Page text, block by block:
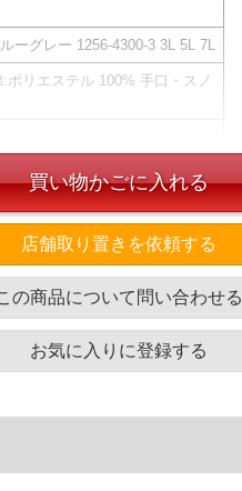
ーグレー 1256-4300-3 3L 5L 7L
リエステル 100% 手口・スノ
持続的にキープする防水性の高
とし、美しいシルエットと効
ドポケット(フラップ・ファスナ
買い物かごに入れる
店舗取り置きを依頼する
の商品について問い合わせる
お気に入りに登録する